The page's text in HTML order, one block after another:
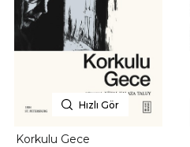
Hızlı Gör
Korkulu Gece